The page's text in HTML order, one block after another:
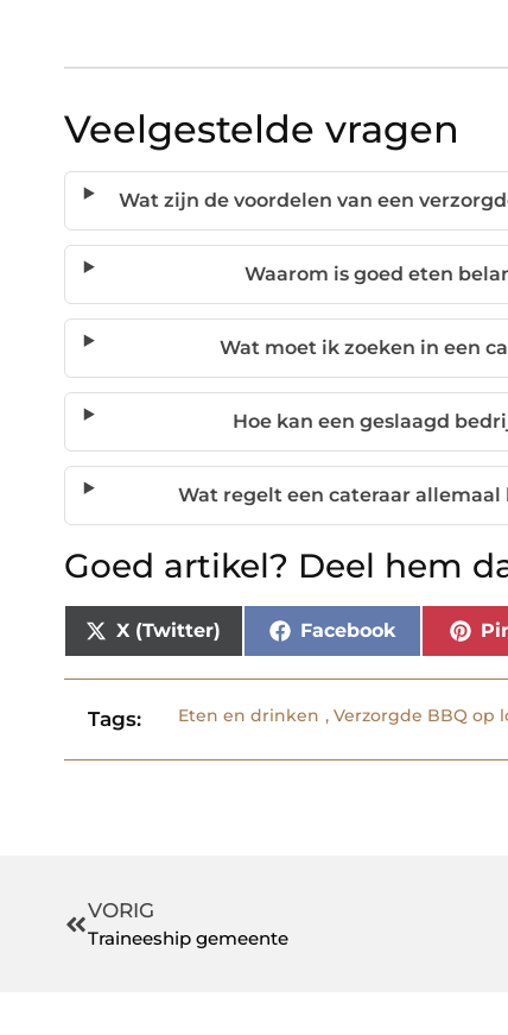
Veelgestelde vragen
Wat zijn de voordelen van een
Waarom is goed eten
Wat moet ik zoeken in een
Hoe kan een geslaagd
Wat regelt een cateraar allemaal
Goed artikel? Deel hem
X (Twitter) Facebook
Tags: Eten en drinken ,Verzorgde BBQ op
VORIG
Traineeship gemeente